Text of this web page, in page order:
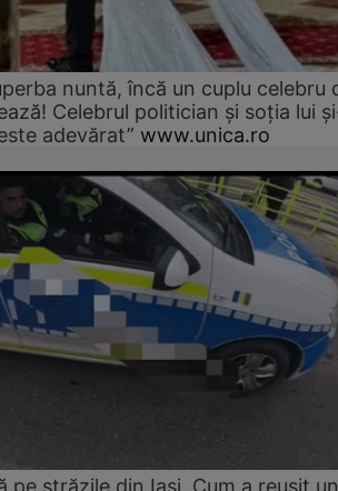
nuntă, încă un cuplu celebru
Celebrul politician și soția lui
adevărat” www.unica.ro
pe străzile din Iași. Cum a reușit un